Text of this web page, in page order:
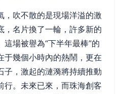
，吹不散的是現場洋溢的激
，名片換了一輪，許多新的
場被譽為“下半年最棒”的
于幾個小時內的熱鬧，更在
子，激起的漣漪將持續推動
行。未來已來，而珠海創客